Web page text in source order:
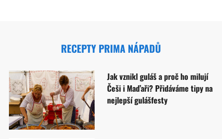
RECEPTY PRIMA NÁPADŮ
Jak vznikl guláš a proč ho milují
Češi i Maďaři? Přidáváme tipy na
nejlepší gulášfesty